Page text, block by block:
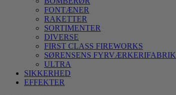
FONTÆNER
RAKETTER
SORTIMENTER
DIVERSE
FIRST CLASS FIREWORKS
SØRENSENS FYRVÆRKERIFABRIK
ULTRA
SIKKERHED
EFFEKTER